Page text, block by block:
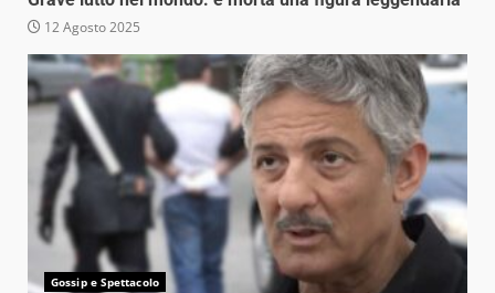
12 Agosto 2025
Gossip e Spettacolo